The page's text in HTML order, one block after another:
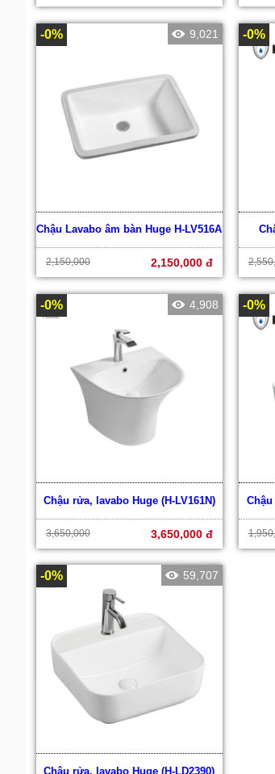
-0% 9,021
Chậu Lavabo âm bàn Huge H-LV516A
2,150,000 2,150,000 đ
-0%
-0% 4,908
Chậu rửa, lavabo Huge (H-LV161N)
3,650,000 3,650,000 đ
-0%
Chậu
-0% 59,707
Chậu rửa, lavabo Huge (H-LD2390)